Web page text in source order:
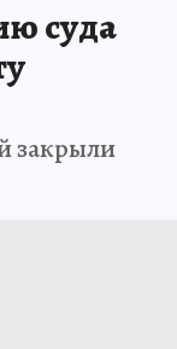
суда
закрыли